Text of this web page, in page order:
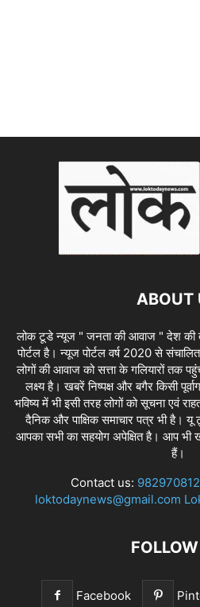
ABOUT
लोक टूडे न्यूज " जनता की आवाज " देश की
पोर्टल है। न्यूज पोर्टल वर्ष 2020 से
लोगों की आवाज को सत्ता के गलियारों तक
लक्ष्य है। खबरें निष्पक्ष और बगैर किसी
भविष्य में भी इसी तरह लोगों को सूचना एवं
दैनिक और पाक्षिक समाचार पत्र भी है। यू
आपका सभी का सहयोग अपेक्षित है। आप भी
हैं।
Contact us:
loktodaynews@gmail.com
Facebook